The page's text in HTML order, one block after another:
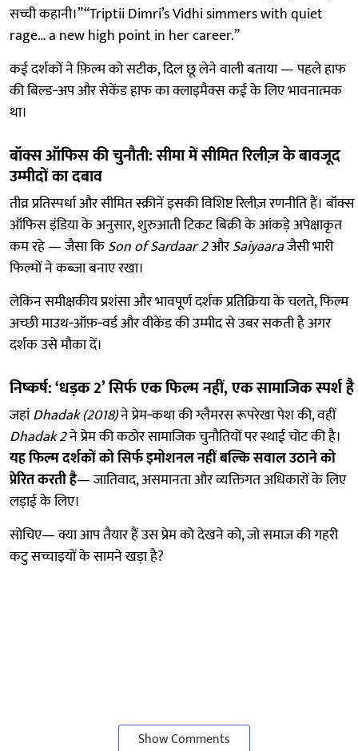
सच्ची कहानी।”“Triptii Dimri’s Vidhi simmers with quiet
rage… a new high point in her career.”
कई दर्शकों ने फ़िल्म को सटीक, दिल छू लेने वाली बताया — पहले हाफ
की बिल्ड‑अप और सेकेंड हाफ का क्लाइमैक्स कई के लिए भावनात्मक
था।
बॉक्स ऑफिस की चुनौती: सीमा में सीमित रिलीज़ के बावजूद
उम्मीदों का दबाव
तीव्र प्रतिस्पर्धा और सीमित स्क्रीनें इसकी विशिष्ट रिलीज़ रणनीति हैं। बॉक्स
ऑफिस इंडिया के अनुसार, शुरुआती टिकट बिक्री के आंकड़े अपेक्षाकृत
कम रहे — जैसा किSon of Sardaar 2औरSaiyaaraजैसी भारी
फिल्मों ने कब्ज़ा बनाए रखा।
लेकिन समीक्षकीय प्रशंसा और भावपूर्ण दर्शक प्रतिक्रिया के चलते, फिल्म
अच्छी माउथ‑ऑफ़‑वर्ड और वीकेंड की उम्मीद से उबर सकती है अगर
दर्शक उसे मौका दें।
निष्कर्ष: ‘धड़क 2’ सिर्फ एक फिल्म नहीं, एक सामाजिक स्पर्श है
जहांDhadak (2018)ने प्रेम‑कथा की ग्लैमरस रूपरेखा पेश की, वहीं
Dhadak 2ने प्रेम की कठोर सामाजिक चुनौतियों पर स्थाई चोट की है।
यह फिल्म दर्शकों को सिर्फ इमोशनल नहीं बल्कि सवाल उठाने को
प्रेरित करती है— जातिवाद, असमानता और व्यक्तिगत अधिकारों के लिए
लड़ाई के लिए।
सोचिए— क्या आप तैयार हैं उस प्रेम को देखने को, जो समाज की गहरी
कटु सच्चाइयों के सामने खड़ा है?
Show Comments